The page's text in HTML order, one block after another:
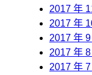
2017 年
2017 年
2017 年 9
2017 年 8
2017 年 7